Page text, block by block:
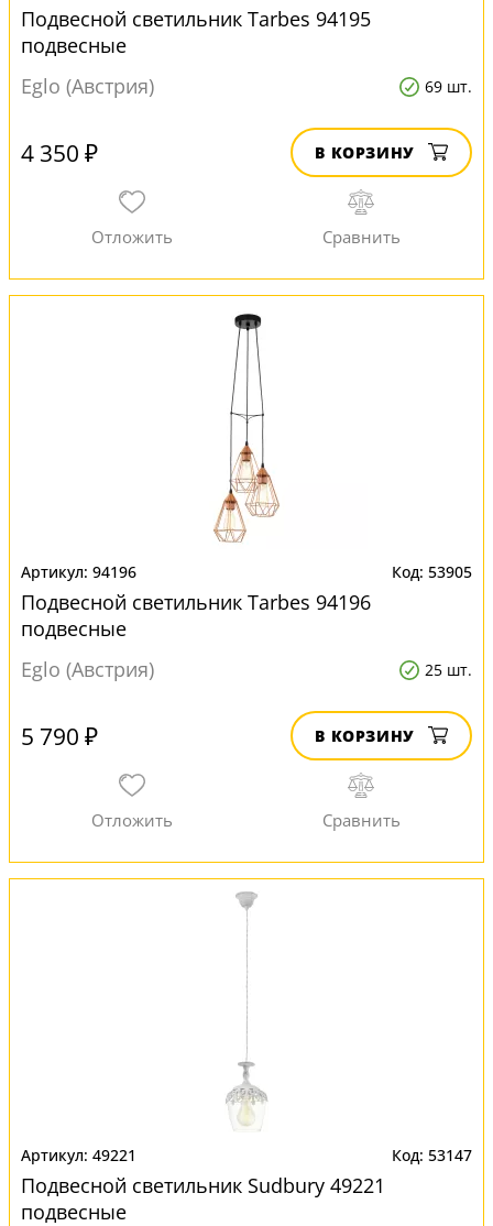
Подвесной светильник Tarbes 94195
подвесные
Eglo (Австрия)
69 шт.
4 350 ₽ В КОРЗИНУ
94196 53905
Подвесной светильник Tarbes 94196
подвесные
Eglo (Австрия)
25 шт.
5 790 ₽ В КОРЗИНУ
49221 53147
Подвесной светильник Sudbury 49221
подвесные